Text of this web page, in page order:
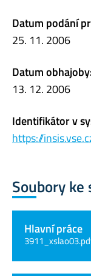
Datum podání
25. 11. 2006
Datum
13. 12. 2006
Identifikátor v
https://
Soubory ke
Hlavní práce